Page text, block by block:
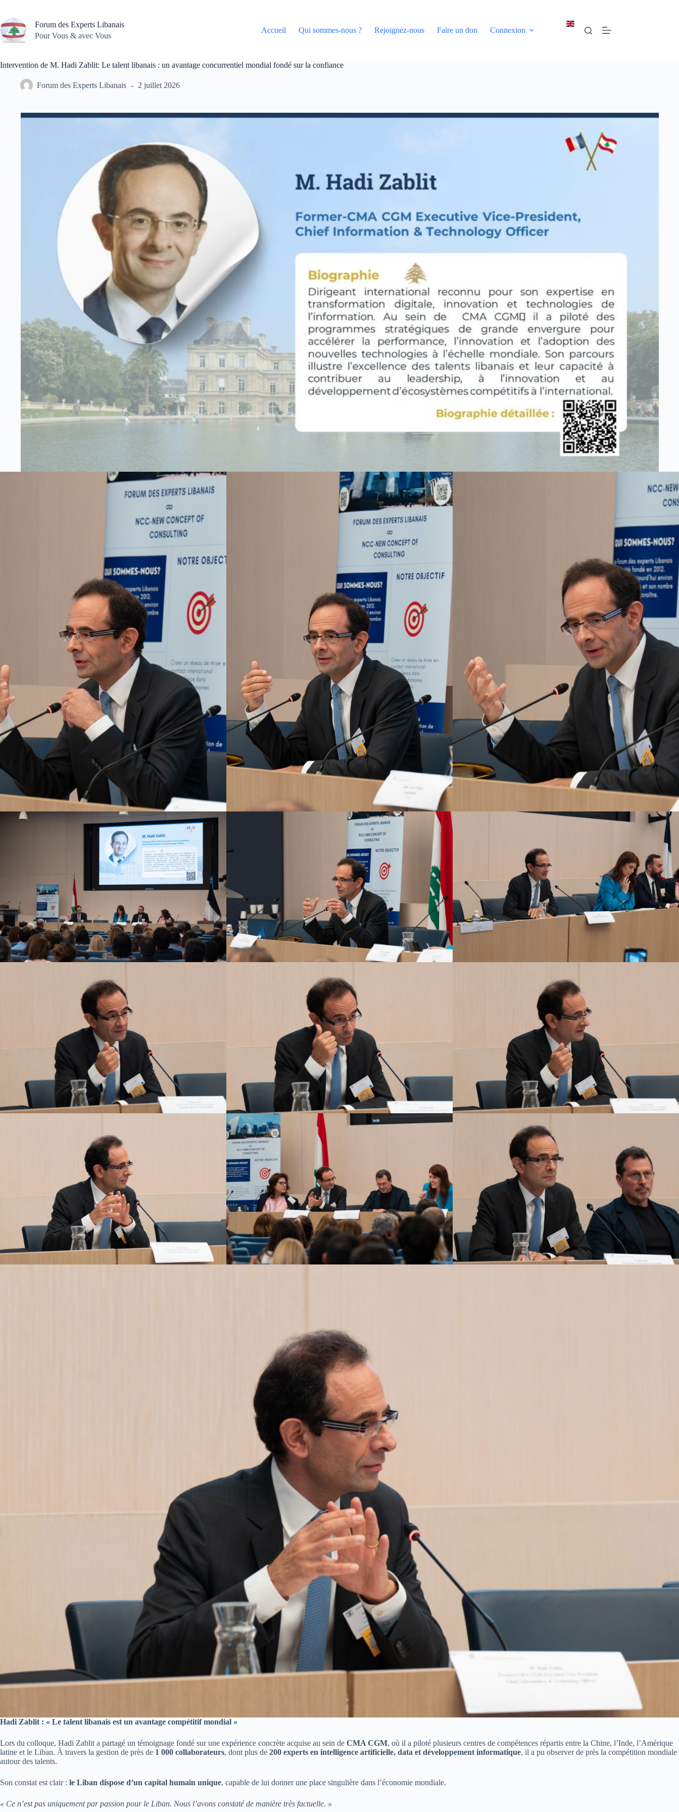
contenu
Forum des Experts Libanais
Pour Vous & avec Vous
Accueil Qui sommes-nous ? Rejoignez-nous Faire un don Connexion
Intervention de M. Hadi Zablit: Le talent libanais : un avantage concurrentiel mondial fondé sur la confiance
Forum des Experts Libanais 2 juillet 2026
Hadi Zablit : « Le talent libanais est un avantage compétitif mondial »
Lors du colloque, Hadi Zablit a partagé un témoignage fondé sur une expérience concrète acquise au sein de CMA CGM, où il a piloté plusieurs centres de compétences répartis entre la Chine, l’Inde, l’Amérique
latine et le Liban. À travers la gestion de près de 1 000 collaborateurs, dont plus de 200 experts en intelligence artificielle, data et développement informatique, il a pu observer de près la compétition mondiale
autour des talents.
Son constat est clair : le Liban dispose d’un capital humain unique, capable de lui donner une place singulière dans l’économie mondiale.
« Ce n’est pas uniquement par passion pour le Liban. Nous l’avons constaté de manière très factuelle. »